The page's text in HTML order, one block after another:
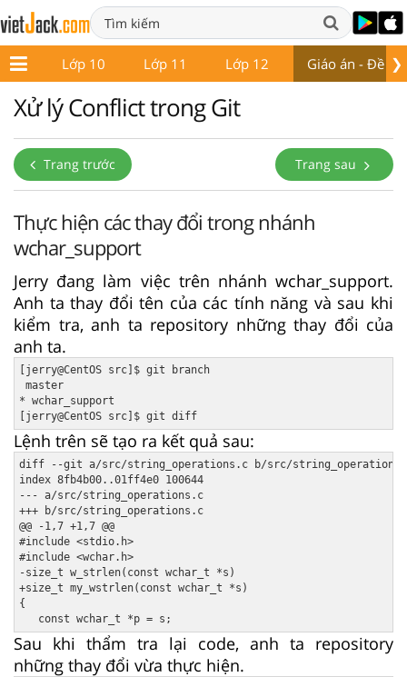
❯
9 Lớp 10 Lớp 11 Lớp 12 Giáo án - Đề thi
Xử lý Conflict trong Git
Trang trước Trang sau
Thực hiện các thay đổi trong nhánh
wchar_support
Jerry đang làm việc trên nhánh wchar_support.
Anh ta thay đổi tên của các tính năng và sau khi
kiểm tra, anh ta repository những thay đổi của
anh ta.
[jerry@CentOS src]$ git branch
master
* wchar_support
Lệnh trên sẽ tạo ra kết quả sau:
diff --git a/src/string_operations.c b/src/
index 8fb4b00..01ff4e0 100644
--- a/src/string_operations.c
+++ b/src/string_operations.c
@@ -1,7 +1,7 @@
#include <stdio.h>
#include <wchar.h>
-size_t w_strlen(const wchar_t *s)
+size_t my_wstrlen(const wchar_t *s)
{
Sau khi thẩm tra lại code, anh ta repository
những thay đổi vừa thực hiện.